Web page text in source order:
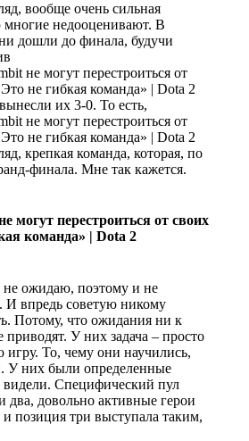
вообще очень сильная
многие недооценивают. В
дошли до финала, будучи
их 3-0. То есть,
крепкая команда, которая, по
финала. Мне так кажется.
не ожидаю, поэтому и не
И впредь советую никому
Потому, что ожидания ни к
У них задача – просто
игру. То, чему они научились,
У них были определенные
Специфический пул
два, довольно активные герои
позиция три выступала таким,